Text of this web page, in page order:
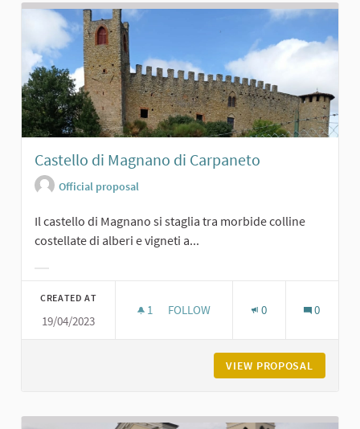
Castello di Magnano di Carpaneto
Official proposal
Il castello di Magnano si staglia tra morbide colline
costellate di alberi e vigneti a...
CREATED AT
19/04/2023
1 1 FOLLOWER
FOLLOW 0 0
VIEW PROPOSAL